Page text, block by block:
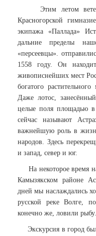
Этим летом ветер
Красногорской
экипажа «Паллада»
дальние пределы
«персеевцы».
1558 году. Он
живописнейших мест
богатого
Даже лотос,
целые поля площадью в
сейчас называют
важнейшую роль в
народов. Здесь
и запад, север и юг.
На некоторое время
Камызякском районе
дней мы наслаждались
русской реке Волге,
конечно же, ловили рыбу.
Экскурсия в город